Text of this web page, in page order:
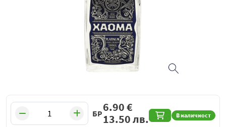
БР В наличност
6.90€
13.50лв.